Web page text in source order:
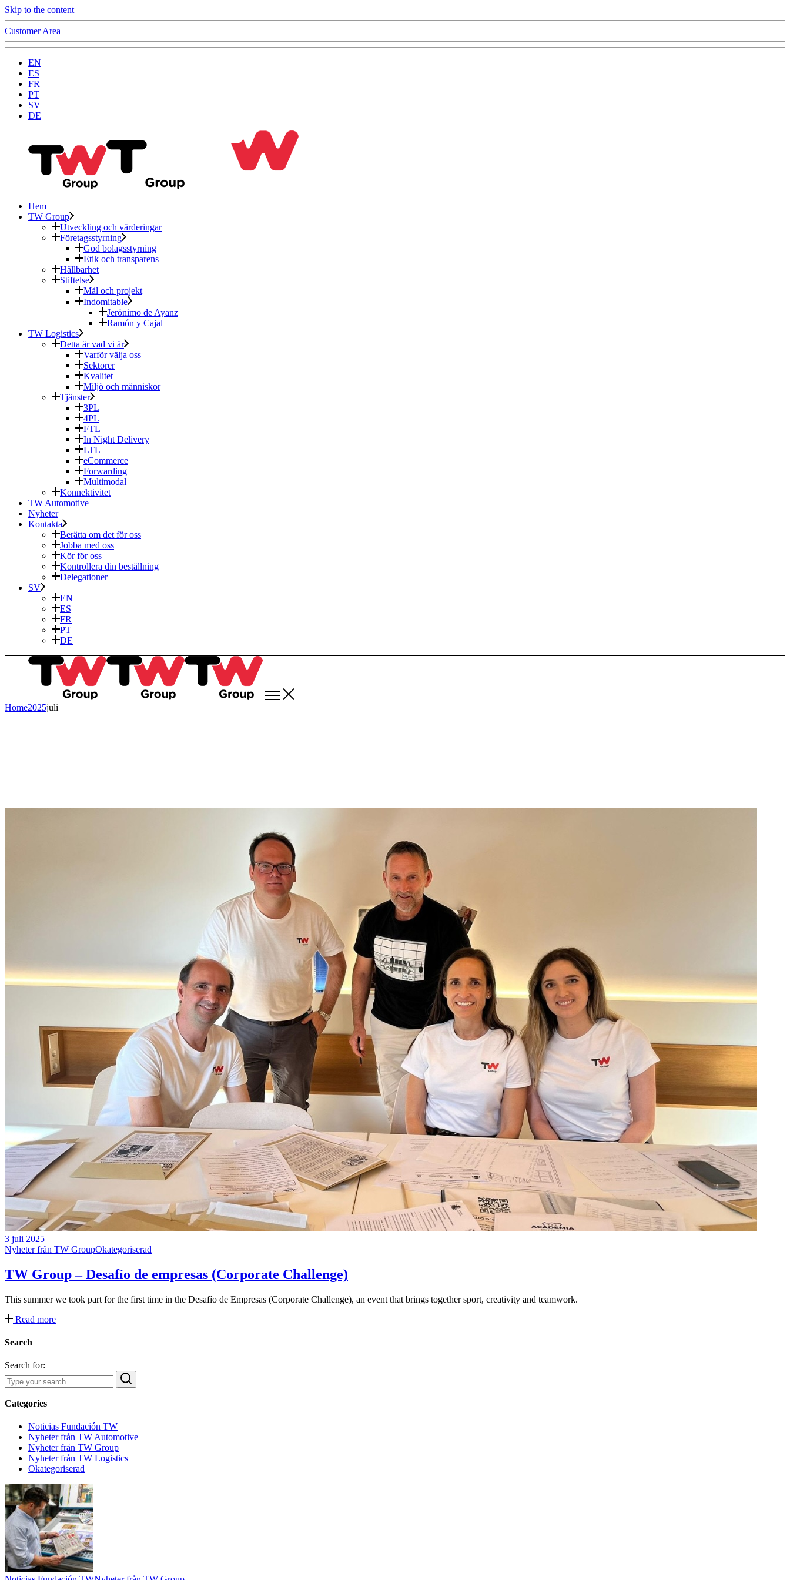
Skip to the content
Customer Area
EN
ES
FR
PT
SV
DE
Hem
TW Group
Utveckling och värderingar
Företagsstyrning
God bolagsstyrning
Etik och transparens
Hållbarhet
Stiftelse
Mål och projekt
Indomitable
Jerónimo de Ayanz
Ramón y Cajal
TW Logistics
Detta är vad vi är
Varför välja oss
Sektorer
Kvalitet
Miljö och människor
Tjänster
3PL
4PL
FTL
In Night Delivery
LTL
eCommerce
Forwarding
Multimodal
Konnektivitet
TW Automotive
Nyheter
Kontakta
Berätta om det för oss
Jobba med oss
Kör för oss
Kontrollera din beställning
Delegationer
SV
EN
ES
FR
PT
DE
Home2025juli
3 juli 2025
Nyheter från TW GroupOkategoriserad
TW Group – Desafío de empresas (Corporate Challenge)
This summer we took part for the first time in the Desafío de Empresas (Corporate Challenge), an event that brings together sport, creativity and teamwork.
Read more
Search
Search for:
Categories
Noticias Fundación TW
Nyheter från TW Automotive
Nyheter från TW Group
Nyheter från TW Logistics
Okategoriserad